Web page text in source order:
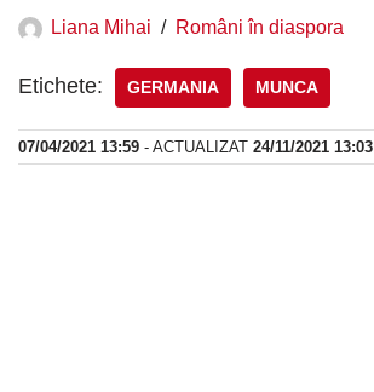
Liana Mihai Români în diaspora
Etichete: GERMANIA MUNCA
07/04/2021 13:59 - ACTUALIZAT 24/11/2021 13:03